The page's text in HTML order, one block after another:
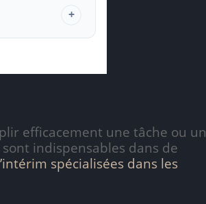
efficacement une tâche ou un
indispensables dans de
spécialisées dans les